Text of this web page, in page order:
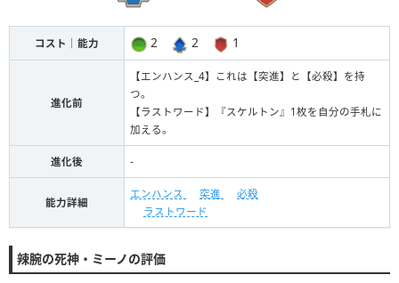
コスト｜能力 2 2 1
進化前
【エンハンス_4】これは【突進】と【必殺】を持
つ。
【ラストワード】『スケルトン』1枚を自分の手札に
加える。
進化後 -
能力詳細
エンハンス 突進
必殺
ラストワード
辣腕の死神・ミーノの評価